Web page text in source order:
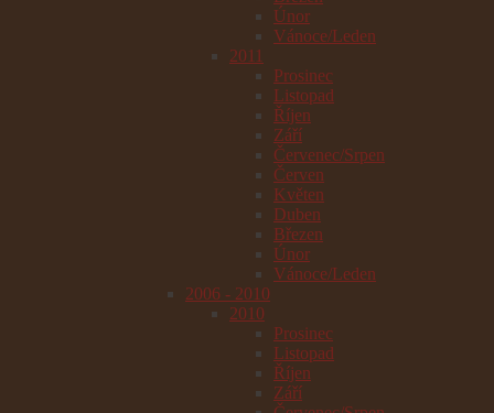
Únor
Vánoce/Leden
2011
Prosinec
Listopad
Říjen
Září
Červenec/Srpen
Červen
Květen
Duben
Březen
Únor
Vánoce/Leden
2006 - 2010
2010
Prosinec
Listopad
Říjen
Září